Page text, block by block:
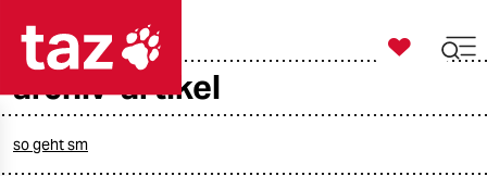

taz zahl ich
archiv-artikel
so geht sm